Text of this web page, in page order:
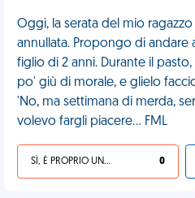
Oggi, la serata del mio
annullata. Propongo di andare
figlio di 2 anni. Durante il
po' giù di morale, e glielo
'No, ma settimana di merda,
volevo fargli piacere... FML
SÌ, È PROPRIO UNA VDM! 0